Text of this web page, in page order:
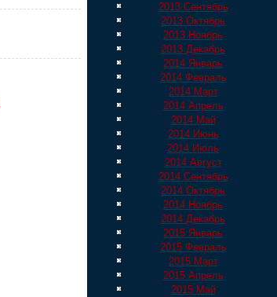
2013 Сентябрь
2013 Октябрь
2013 Ноябрь
2013 Декабрь
2014 Январь
2014 Февраль
2014 Март
2014 Апрель
2014 Май
2014 Июнь
2014 Июль
2014 Август
2014 Сентябрь
2014 Октябрь
2014 Ноябрь
2014 Декабрь
2015 Январь
2015 Февраль
2015 Март
2015 Апрель
2015 Май